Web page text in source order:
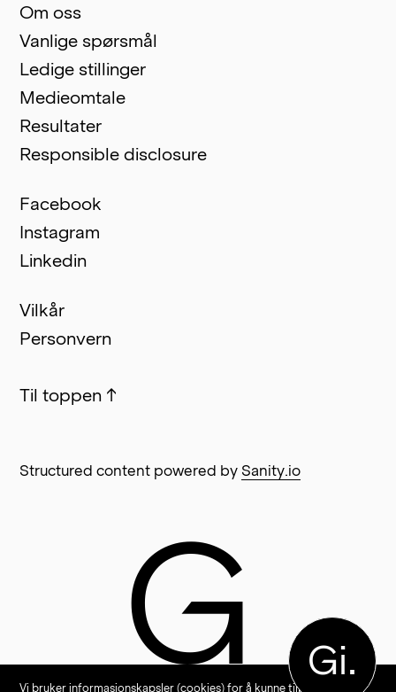
Gi.
Vi bruker informasjonskapsler (cookies) for å kunne tilby en så
G
Om oss
Vanlige spørsmål
Ledige stillinger
Medieomtale
Resultater
Responsible disclosure
Facebook
Instagram
Linkedin
Vilkår
Personvern
Til toppen ↑
Structured content powered by Sanity.io